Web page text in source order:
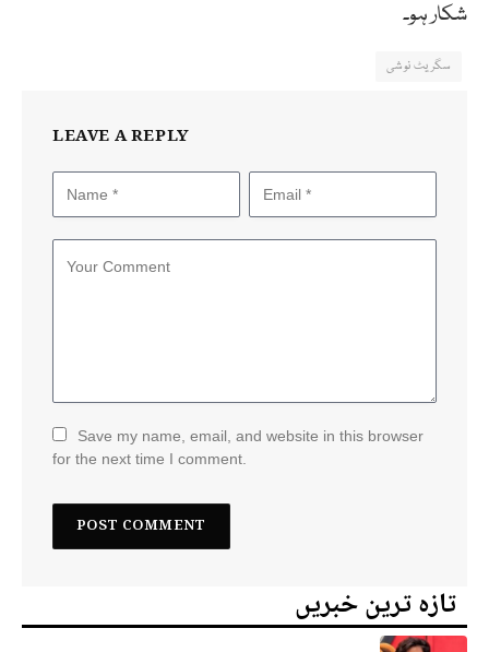
شکار ہو۔
سگریٹ نوشی
LEAVE A REPLY
Save my name, email, and website in this browser
for the next time I comment.
تازہ ترین خبریں